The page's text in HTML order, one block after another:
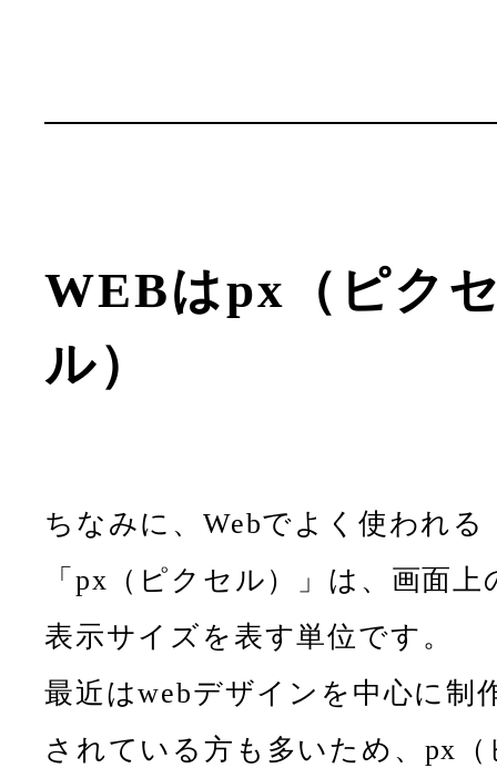
WEBはpx（ピク
ル）
ちなみに、Webでよく使われる
「px（ピクセル）」は、画面上
表示サイズを表す単位です。
最近はwebデザインを中心に制
されている方も多いため、px（